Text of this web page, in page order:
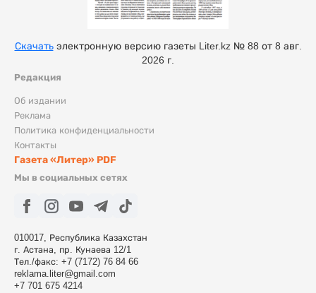
Редакция
Об издании
Реклама
Политика конфиденциальности
Контакты
Газета «Литер» PDF
Мы в социальных сетях
010017, Республика Казахстан
г. Астана, пр. Кунаева 12/1
Тел./факс: +7 (7172) 76 84 66
reklama.liter@gmail.com
+7 701 675 4214
Скачатьэлектронную версию газеты Liter.kz № 88 от 8 авг.
2026 г.